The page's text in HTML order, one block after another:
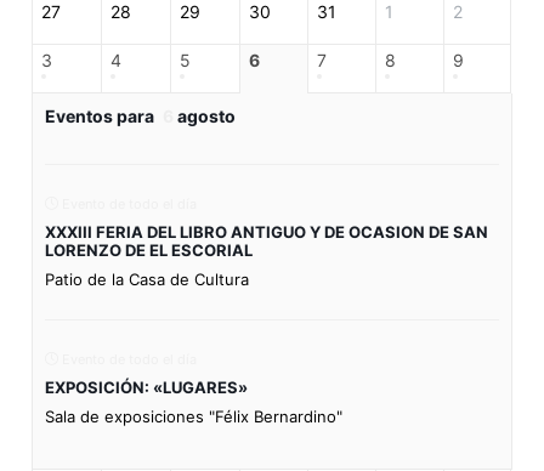
27 28 29 30 31 1 2
3 4 5 6 7 8 9
Eventos para agosto
XXXIII FERIA DEL LIBRO ANTIGUO Y DE OCASION DE SAN
LORENZO DE EL ESCORIAL
Patio de la Casa de Cultura
EXPOSICIÓN: «LUGARES»
Sala de exposiciones "Félix Bernardino"